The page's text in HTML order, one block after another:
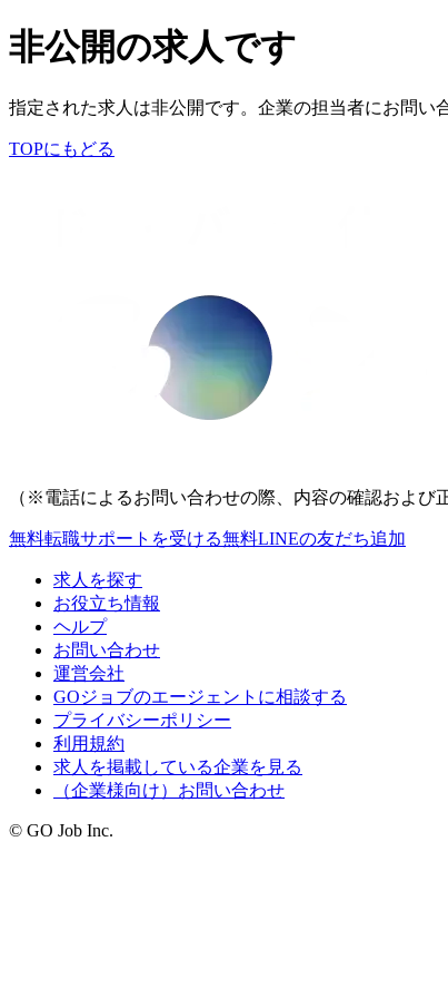
非公開の求人です
指定された求人は非公開です。企業の担当者にお問い
TOPにもどる
（※電話によるお問い合わせの際、内容の確認および
無料転職サポートを受ける無料LINEの友だち追加
求人を探す
お役立ち情報
ヘルプ
お問い合わせ
運営会社
GOジョブのエージェントに相談する
プライバシーポリシー
利用規約
求人を掲載している企業を見る
（企業様向け）お問い合わせ
© GO Job Inc.